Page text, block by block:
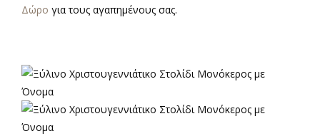
Δώρο για τους αγαπημένους σας.